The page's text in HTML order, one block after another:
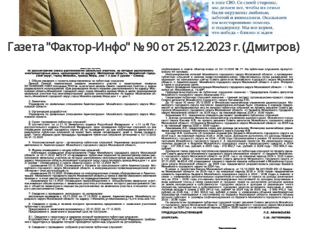
Газета "Фактор-Инфо" № 90 от 25.12.2023 г. (Дмитров)